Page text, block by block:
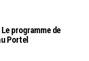
programme de
Portel